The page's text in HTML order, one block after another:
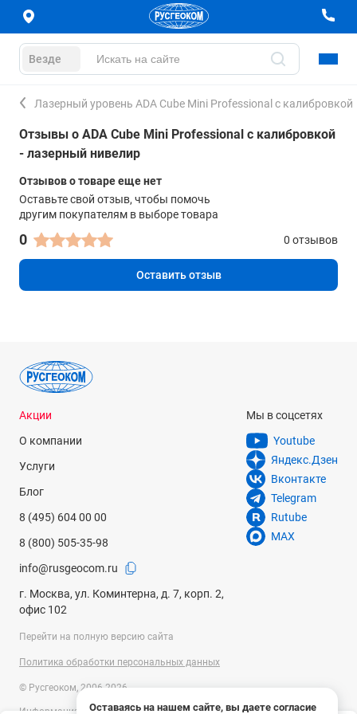
Везде
Лазерный уровень ADA Cube Mini Professional с калибровкой
Отзывы о ADA Cube Mini Professional с калибровкой
- лазерный нивелир
Отзывов о товаре еще нет
Оставьте свой отзыв, чтобы помочь
другим покупателям в выборе товара
0 0 отзывов
Оставить отзыв
Оставаясь на нашем сайте, вы даете согласие
Акции
О компании
Услуги
Блог
8 (495) 604 00 00
8 (800) 505-35-98
info@rusgeocom.ru
г. Москва, ул. Коминтерна, д. 7, корп. 2,
офис 102
Мы в соцсетях
Youtube
Яндекс.Дзен
Вконтакте
Telegram
Rutube
MAX
Перейти на полную версию сайта
Политика обработки персональных данных
© Русгеоком, 2006-2026
Информация на сайте носит справочный характер и не является